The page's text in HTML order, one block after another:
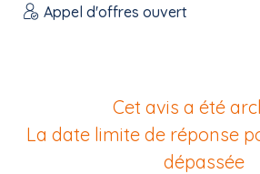
Appel d'offres ouvert
Cet avis a été
La date limite de réponse
dépassée